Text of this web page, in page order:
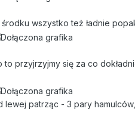
środku wszystko też ładnie
to przyjrzyjmy się za co
lewej patrząc - 3 pary